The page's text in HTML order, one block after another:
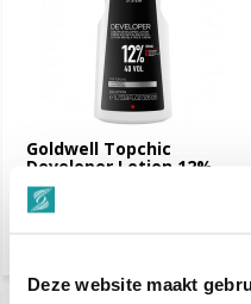
Deze website maakt
Goldwell Topchic
Developer Lotion 12% -
1000ml